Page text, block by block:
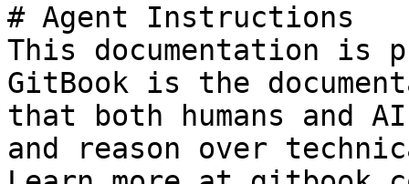
# Agent Instructions
This documentation is
GitBook is the
that both humans and
and reason over